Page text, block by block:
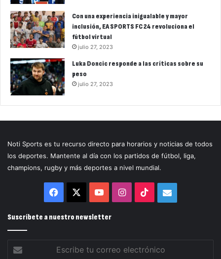
Con una experiencia inigualable y mayor
inclusión, EA SPORTS FC 24 revoluciona el
fútbol virtual
julio 27, 2023
Luka Doncic responde a las críticas sobre su
peso
julio 27, 2023
Noti Sports es tu recurso directo para horarios y noticias de todos
los deportes. Mantente al día con los partidos de fútbol, liga,
champions, rugby y más deportes a nivel mundial.
Facebook YouTubeInstagram
TikTokCorreo
Suscríbete a nuestro newsletter